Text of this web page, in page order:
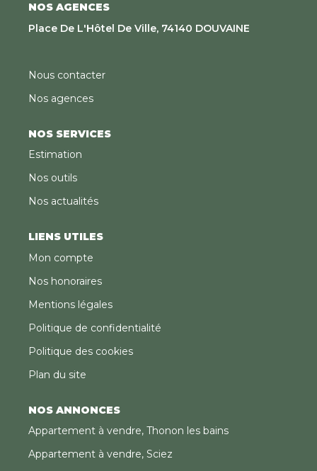
NOS AGENCES
Place De L'Hôtel De Ville, 74140 DOUVAINE
Nous contacter
Nos agences
NOS SERVICES
Estimation
Nos outils
Nos actualités
LIENS UTILES
Mon compte
Nos honoraires
Mentions légales
Politique de confidentialité
Politique des cookies
Plan du site
NOS ANNONCES
Appartement à vendre, Thonon les bains
Appartement à vendre, Sciez